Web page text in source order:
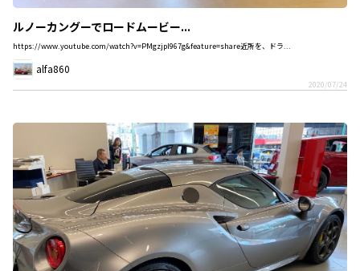
ルノーカングーでロードムービー...
https://www.youtube.com/watch?v=PMgzjpI967g&feature=share近所を、ドラ...
alfa860
2020/07/24